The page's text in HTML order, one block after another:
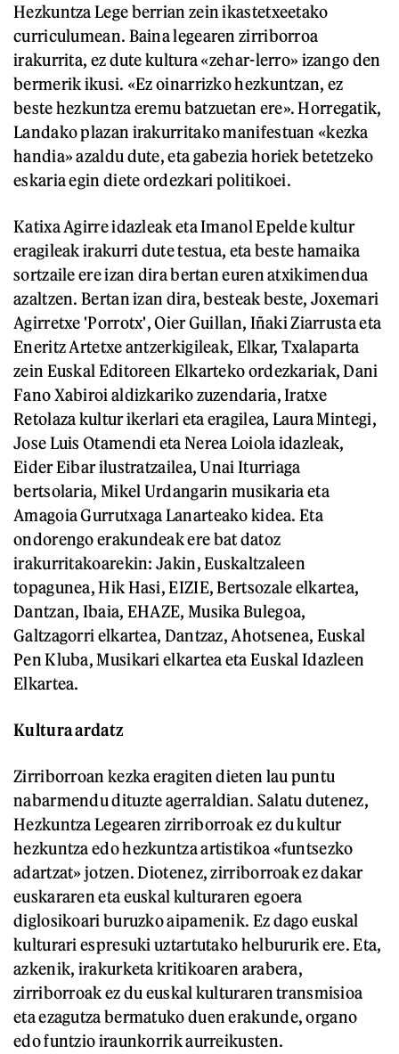
Hezkuntza Lege berrian zein ikastetxeetako
curriculumean. Baina legearen zirriborroa
irakurrita, ez dute kultura «zehar-lerro» izango den
bermerik ikusi. «Ez oinarrizko hezkuntzan, ez
beste hezkuntza eremu batzuetan ere». Horregatik,
Landako plazan irakurritako manifestuan «kezka
handia» azaldu dute, eta gabezia horiek betetzeko
eskaria egin diete ordezkari politikoei.
Katixa Agirre idazleak eta Imanol Epelde kultur
eragileak irakurri dute testua, eta beste hamaika
sortzaile ere izan dira bertan euren atxikimendua
azaltzen. Bertan izan dira, besteak beste, Joxemari
Agirretxe 'Porrotx', Oier Guillan, Iñaki Ziarrusta eta
Eneritz Artetxe antzerkigileak, Elkar, Txalaparta
zein Euskal Editoreen Elkarteko ordezkariak, Dani
Fano Xabiroi aldizkariko zuzendaria, Iratxe
Retolaza kultur ikerlari eta eragilea, Laura Mintegi,
Jose Luis Otamendi eta Nerea Loiola idazleak,
Eider Eibar ilustratzailea, Unai Iturriaga
bertsolaria, Mikel Urdangarin musikaria eta
Amagoia Gurrutxaga Lanarteako kidea. Eta
ondorengo erakundeak ere bat datoz
irakurritakoarekin: Jakin, Euskaltzaleen
topagunea, Hik Hasi, EIZIE, Bertsozale elkartea,
Dantzan, Ibaia, EHAZE, Musika Bulegoa,
Galtzagorri elkartea, Dantzaz, Ahotsenea, Euskal
Pen Kluba, Musikari elkartea eta Euskal Idazleen
Elkartea.
Kultura ardatz
Zirriborroan kezka eragiten dieten lau puntu
nabarmendu dituzte agerraldian. Salatu dutenez,
Hezkuntza Legearen zirriborroak ez du kultur
hezkuntza edo hezkuntza artistikoa «funtsezko
adartzat» jotzen. Diotenez, zirriborroak ez dakar
euskararen eta euskal kulturaren egoera
diglosikoari buruzko aipamenik. Ez dago euskal
kulturari espresuki uztartutako helbururik ere. Eta,
azkenik, irakurketa kritikoaren arabera,
zirriborroak ez du euskal kulturaren transmisioa
eta ezagutza bermatuko duen erakunde, organo
edo funtzio iraunkorrik aurreikusten.